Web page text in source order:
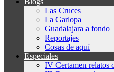
Las Cruces
La Garlopa
Guadalajara a fondo
Reportajes
Cosas de aquí
Especiales
IV Certamen relatos